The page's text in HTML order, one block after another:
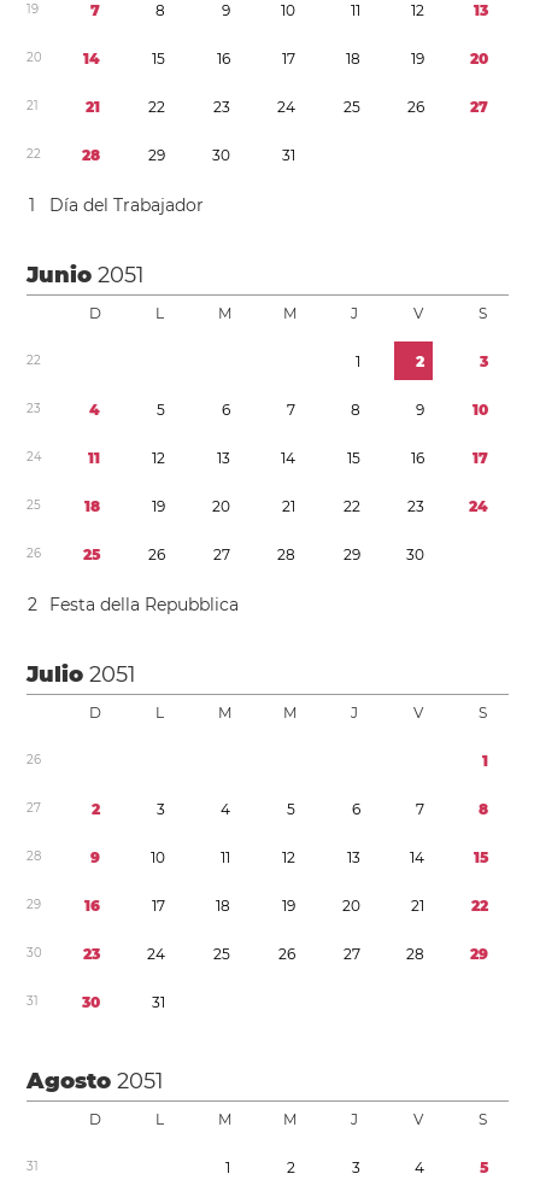
19 7 8 9 10 11 12 13
20 14 15 16 17 18 19 20
21 21 22 23 24 25 26 27
22 28 29 30 31
1 Día del Trabajador
Junio2051
D L M M J V S
22 1 2 3
23 4 5 6 7 8 9 10
24 11 12 13 14 15 16 17
25 18 19 20 21 22 23 24
26 25 26 27 28 29 30
2 Festa della Repubblica
Julio2051
D L M M J V S
26 1
27 2 3 4 5 6 7 8
28 9 10 11 12 13 14 15
29 16 17 18 19 20 21 22
30 23 24 25 26 27 28 29
31 30 31
Agosto2051
D L M M J V S
31 1 2 3 4 5